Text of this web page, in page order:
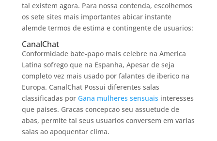
tal existem agora. Para nossa contenda, escolhemos
os sete sites mais importantes abicar instante
alemde termos de estima e contingente de usuarios:
CanalChat
Conformidade bate-papo mais celebre na America
Latina sofrego que na Espanha, Apesar de seja
completo vez mais usado por falantes de iberico na
Europa. CanalChat Possui diferentes salas
classificadas por Gana mulheres sensuais interesses
que paises. Gracas concepcao seu assuetude de
abas, permite tal seus usuarios conversem em varias
salas ao apoquentar clima.